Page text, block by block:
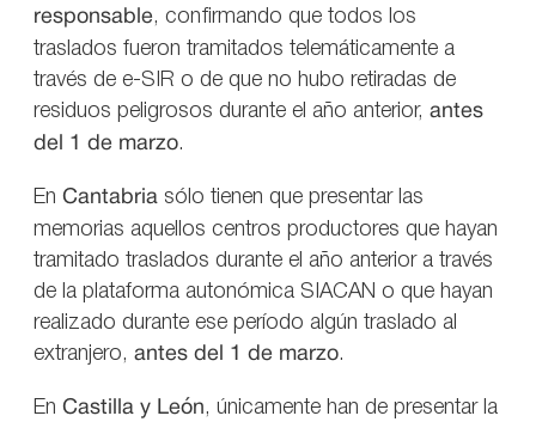
responsable, confirmando que todos los
traslados fueron tramitados telemáticamente a
través de e-SIR o de que no hubo retiradas de
residuos peligrosos durante el año anterior, antes
del 1 de marzo.
En Cantabria sólo tienen que presentar las
memorias aquellos centros productores que hayan
tramitado traslados durante el año anterior a través
de la plataforma autonómica SIACAN o que hayan
realizado durante ese período algún traslado al
extranjero, antes del 1 de marzo.
En Castilla y León, únicamente han de presentar la